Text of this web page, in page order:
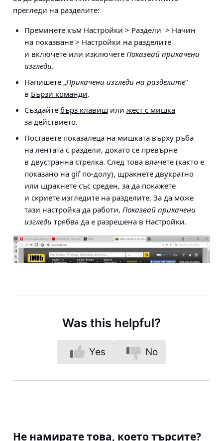
прегледи на разделите:
Преминете към Настройки > Раздели > Начин
на показване > Настройки на разделите
и включете или изключете Показвай прикачени
изгледи.
Напишете „ Прикачени изгледи на разделите“
в Бързи команди.
Създайте бърз клавишили жест с мишка
за действието.
Поставете показалеца на мишката върху ръба
на лентата с раздели, докато се превърне
в двустранна стрелка. След това влачете (както е
показано на gif по-долу), щракнете двукратно
или щракнете със среден, за да покажете
и скриете изгледите на разделите. За да може
тази настройка да работи, Показвай прикачени
изгледитрябва да е разрешена в Настройки.
Was this helpful?
Yes No
Не намирате това, което търсите?